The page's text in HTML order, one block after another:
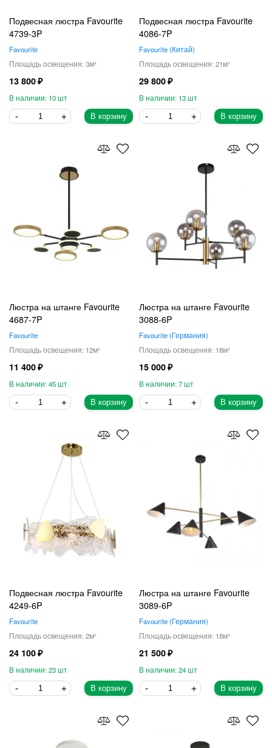
Подвесная люстра Favourite
4739-3P
Favourite
3
13 800
10
В корзину
Подвесная люстра Favourite
4086-7P
Favourite Китай
21
29 800
13
В корзину
Люстра на штанге Favourite
4687-7P
Favourite
12
11 400
45
В корзину
Люстра на штанге Favourite
3088-6P
Favourite Германия
18
15 000
7
В корзину
Подвесная люстра Favourite
4249-6P
Favourite
2
24 100
23
В корзину
Люстра на штанге Favourite
3089-6P
Favourite Германия
18
21 500
24
В корзину